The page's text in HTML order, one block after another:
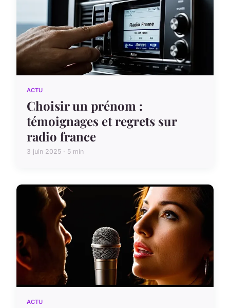
ACTU
Choisir un prénom :
témoignages et regrets sur
radio france
3 juin 2025 · 5 min
ACTU